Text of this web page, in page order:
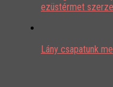
ezüstérmet
Lány csapatunk